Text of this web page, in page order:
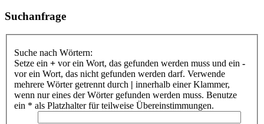
Suchanfrage
Suche nach Wörtern:
Setze ein + vor ein Wort, das gefunden werden muss und ein -
vor ein Wort, das nicht gefunden werden darf. Verwende
mehrere Wörter getrennt durch | innerhalb einer Klammer,
wenn nur eines der Wörter gefunden werden muss. Benutze
ein * als Platzhalter für teilweise Übereinstimmungen.